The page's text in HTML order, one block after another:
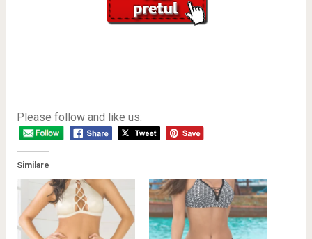
Please follow and like us:
Similare